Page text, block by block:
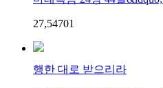
27,54701
행한 대로 받으리라